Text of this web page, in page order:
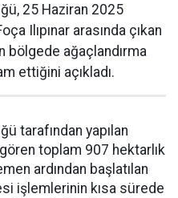
25 Haziran 2025
Ilıpınar arasında çıkan
bölgede ağaçlandırma
ettiğini açıkladı.
tarafından yapılan
toplam 907 hektarlık
ardından başlatılan
işlemlerinin kısa sürede